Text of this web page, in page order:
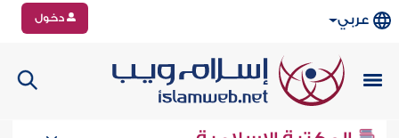
عربي دخول